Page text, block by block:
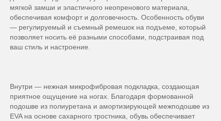
мягкой замши и эластичного неопренового материала,
обеспечивая комфорт и долговечность. Особенность обуви
— регулируемый и съемный ремешок на подъеме, который
позволяет носить её разными способами, подстраивая под
ваш стиль и настроение.
Внутри — нежная микрофибровая подкладка, создающая
приятное ощущение на ногах. Благодаря формованной
подошве из полиуретана и амортизирующей межподошве из
EVA на основе сахарного тростника, обувь обеспечивает